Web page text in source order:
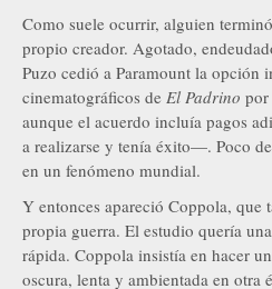
Como suele ocurrir, alguien
propio creador. Agotado,
Puzo cedió a Paramount la opción
cinematográficos de El Padrino
aunque el acuerdo incluía pagos
a realizarse y tenía éxito—. Poco
en un fenómeno mundial.
Y entonces apareció Coppola, que
propia guerra. El estudio quería
rápida. Coppola insistía en hacer
oscura, lenta y ambientada en otra